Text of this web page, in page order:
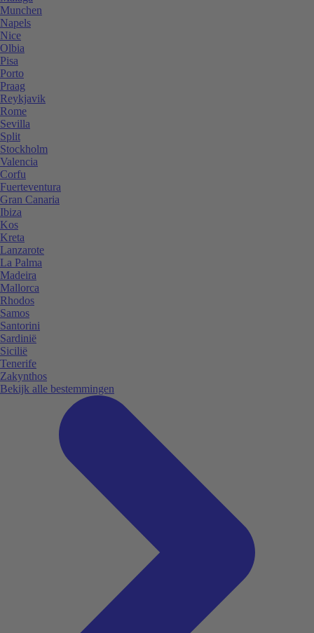
Munchen
Napels
Nice
Olbia
Pisa
Porto
Praag
Reykjavik
Rome
Sevilla
Split
Stockholm
Valencia
Corfu
Fuerteventura
Gran Canaria
Ibiza
Kos
Kreta
Lanzarote
La Palma
Madeira
Mallorca
Rhodos
Samos
Santorini
Sardinië
Sicilië
Tenerife
Zakynthos
Bekijk alle bestemmingen